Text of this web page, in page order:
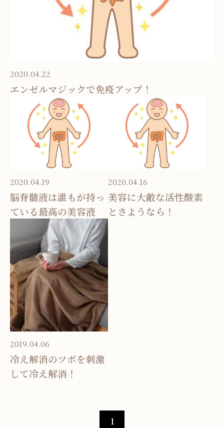
2020.04.22
エンゼルマジックで免疫アップ！
2020.04.19
脳脊髄液は誰もが持っ
ている最高の美容液
2020.04.16
美容に大敵な活性酸素
とさようなら！
2019.04.06
冷え解消のツボを刺激
して冷え解消！
1